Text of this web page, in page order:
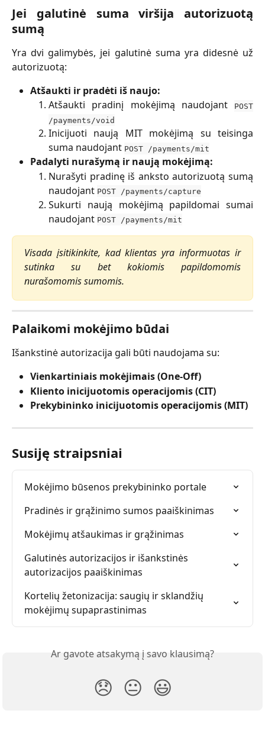
Jei galutinė suma viršija autorizuotą
sumą
Yra dvi galimybės, jei galutinė suma yra didesnė už
autorizuotą:
Atšaukti ir pradėti iš naujo:
Atšaukti pradinį mokėjimą naudojant
POST
/payments/void
Inicijuoti naują MIT mokėjimą su teisinga
suma naudojant POST /payments/mit
Padalyti nurašymą ir naują mokėjimą:
Nurašyti pradinę iš anksto autorizuotą sumą
naudojant POST /payments/capture
Sukurti naują mokėjimą papildomai sumai
naudojant POST /payments/mit
Visada įsitikinkite, kad klientas yra informuotas ir
sutinka su bet kokiomis papildomomis
nurašomomis sumomis.
Palaikomi mokėjimo būdai
Išankstinė autorizacija gali būti naudojama su:
Vienkartiniais mokėjimais (One-Off)
Kliento inicijuotomis operacijomis (CIT)
Prekybininko inicijuotomis operacijomis (MIT)
Susiję straipsniai
Mokėjimo būsenos prekybininko portale
Pradinės ir grąžinimo sumos paaiškinimas
Mokėjimų atšaukimas ir grąžinimas
Galutinės autorizacijos ir išankstinės
autorizacijos paaiškinimas
Kortelių žetonizacija: saugių ir sklandžių
mokėjimų supaprastinimas
Ar gavote atsakymą į savo klausimą?
😞 😐 😃